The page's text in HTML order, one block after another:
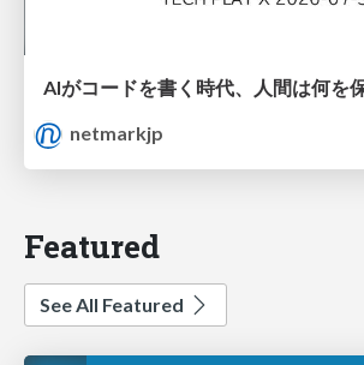
netmarkjp
Featured
See All Featured